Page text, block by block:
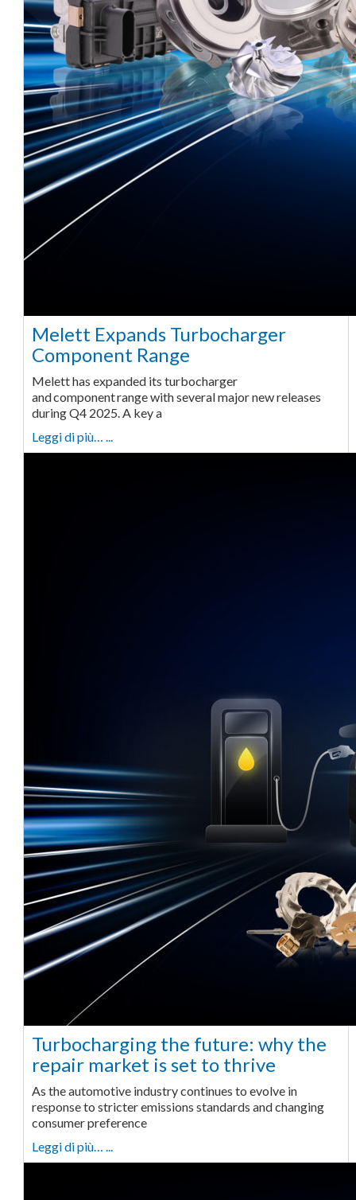
Melett Expands Turbocharger
Component Range
Melett has expanded its turbocharger
and component range with several major new releases
during Q4 2025. A key a
Leggi di più… ...
Turbocharging the future: why the
repair market is set to thrive
As the automotive industry continues to evolve in
response to stricter emissions standards and changing
consumer preference
Leggi di più… ...